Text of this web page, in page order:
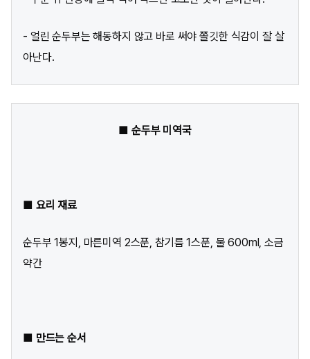
- 얼린 순두부는 해동하지 않고 바로 써야 쫄깃한 식감이 잘 살
아난다.
■ 순두부 미역국
■ 요리 재료
순두부 1봉지, 마른미역 2스푼, 참기름 1스푼, 물 600ml, 소금
약간
■ 만드는 순서